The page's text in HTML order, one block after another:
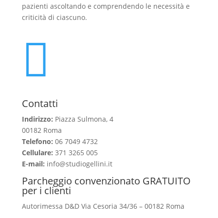
pazienti ascoltando e comprendendo le necessità e
criticità di ciascuno.

Contatti
Indirizzo: Piazza Sulmona, 4
00182 Roma
Telefono: 06 7049 4732
Cellulare: 371 3265 005
E-mail: info@studiogellini.it
Parcheggio convenzionato GRATUITO
per i clienti
Autorimessa D&D Via Cesoria 34/36 – 00182 Roma